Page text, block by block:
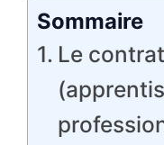
Sommaire
Le